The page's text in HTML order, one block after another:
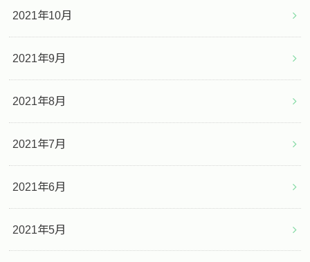
2021年10月
2021年9月
2021年8月
2021年7月
2021年6月
2021年5月